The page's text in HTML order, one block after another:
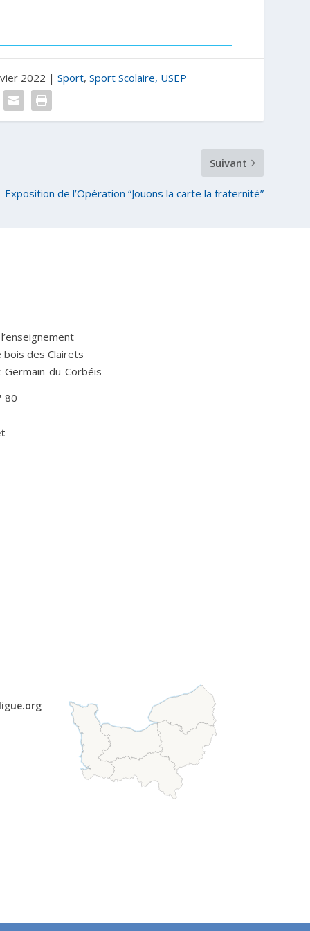
2022 |Sport,Sport Scolaire, USEP
Suivant
Exposition de l’Opération “Jouons la carte la fraternité”
bois des Clairets
Germain-du-Corbéis
80